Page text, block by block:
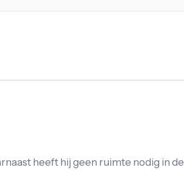
heeft hij geen ruimte nodig in de